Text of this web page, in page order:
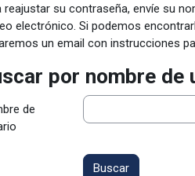
reajustar su contraseña, envíe su
electrónico. Si podemos
un email con instrucciones
por nombre de
por nombre de
de